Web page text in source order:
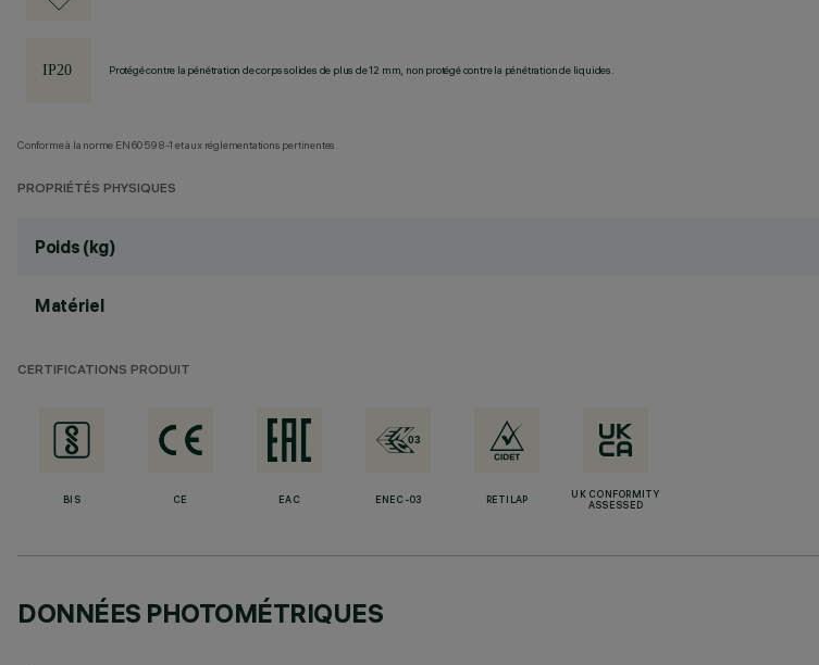
Protégé contre la pénétration de corps solides de plus de 12 mm, non protégé contre la pénétration de liquides.
Conforme à la norme EN60598-1 et aux réglementations pertinentes.
PROPRIÉTÉS PHYSIQUES
Poids (kg)
Matériel
CERTIFICATIONS PRODUIT
BIS CE EAC ENEC-03 RETILAP
UK CONFORMITY
ASSESSED
DONNÉES PHOTOMÉTRIQUES